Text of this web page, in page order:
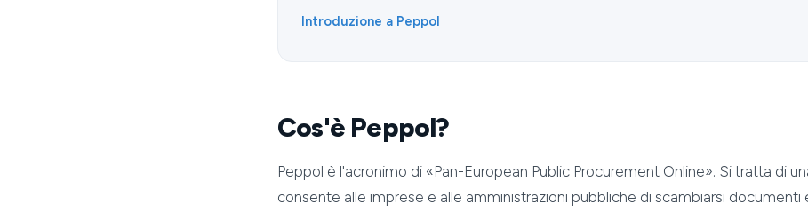
Introduzione a Peppol
Cos'è Peppol?
Peppol è l'acronimo di «Pan-European Public Procurement Online». Si tratta di
consente alle imprese e alle amministrazioni pubbliche di scambiarsi documenti